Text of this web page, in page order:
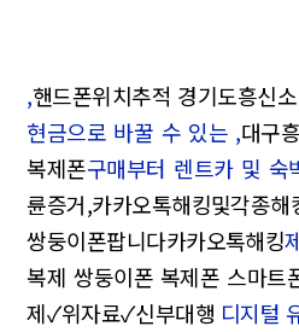
,핸드폰위치추적 경기도흥신
현금으로 바꿀 수 있는 ,대구
복제폰구매부터 렌트카 및 숙
륜증거,카카오톡해킹및각종
쌍둥이폰팝니다카카오톡해킹
복제 쌍둥이폰 복제폰 스마트
제✓위자료✓신부대행 디지털